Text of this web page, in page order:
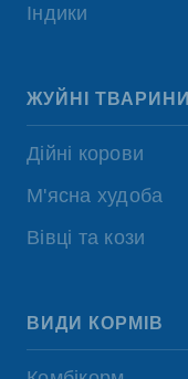
Індики
ЖУЙНІ ТВАРИНИ
Дійні корови
М'ясна худоба
Вівці та кози
ВИДИ КОРМІВ